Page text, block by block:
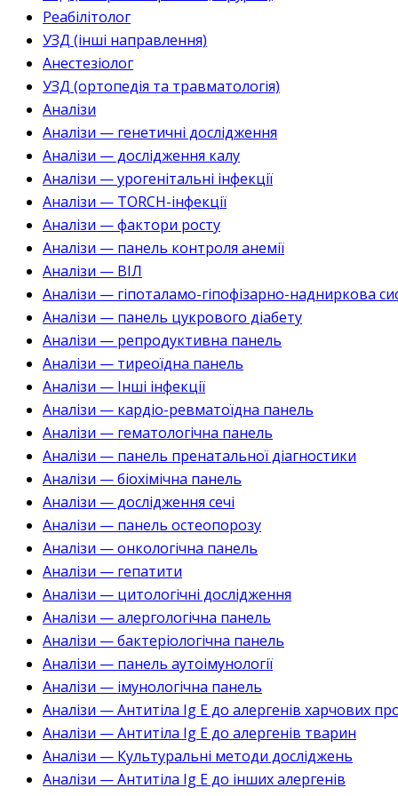
Реабілітолог
УЗД (інші направлення)
Анестезіолог
УЗД (ортопедія та травматологія)
Аналізи
Аналізи — генетичні дослідження
Аналізи — дослідження калу
Аналізи — урогенітальні інфекції
Аналізи — TORCH-інфекції
Аналізи — фактори росту
Аналізи — панель контроля анемії
Аналізи — ВІЛ
Аналізи — гіпоталамо-гіпофізарно-надниркова
Аналізи — панель цукрового діабету
Аналізи — репродуктивна панель
Аналізи — тиреоїдна панель
Аналізи — Інші інфекції
Аналізи — кардіо-ревматоїдна панель
Аналізи — гематологічна панель
Аналізи — панель пренатальної діагностики
Аналізи — біохімічна панель
Аналізи — дослідження сечі
Аналізи — панель остеопорозу
Аналізи — онкологічна панель
Аналізи — гепатити
Аналізи — цитологічні дослідження
Аналізи — алергологічна панель
Аналізи — бактеріологічна панель
Аналізи — панель аутоімунології
Аналізи — імунологічна панель
Аналізи — Антитіла Ig E до алергенів харчових
Аналізи — Антитіла Ig E до алергенів тварин
Аналізи — Культуральні методи досліджень
Аналізи — Антитіла Ig E до інших алергенів